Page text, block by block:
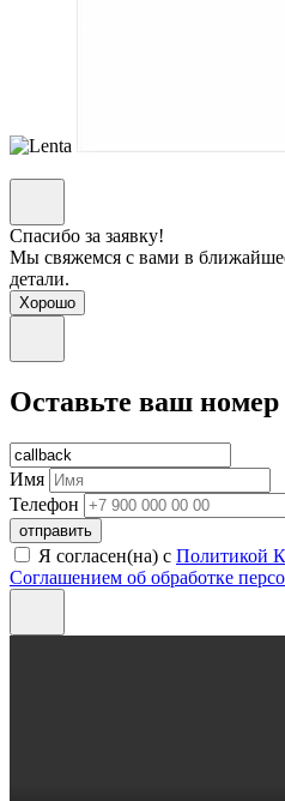
Спасибо за заявку!
Мы свяжемся с вами в
детали.
Хорошо
Оставьте ваш номер
Имя
Телефон
отправить
Я согласен(на) с Политикой
Соглашением об обработке